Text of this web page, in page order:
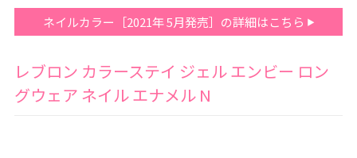
ネイルカラー［2021年 5月発売］の詳細はこちら
レブロン カラーステイ ジェル エンビー ロン
グウェア ネイル エナメル N